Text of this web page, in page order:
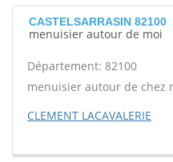
CASTELSARRASIN 82100
menuisier autour de moi
Département: 82100
menuisier autour de chez
CLEMENT LACAVALERIE